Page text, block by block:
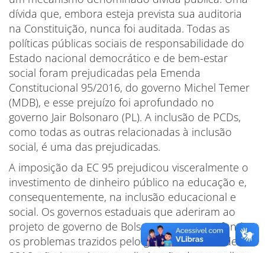
dívida que, embora esteja prevista sua auditoria
na Constituição, nunca foi auditada. Todas as
políticas públicas sociais de responsabilidade do
Estado nacional democrático e de bem-estar
social foram prejudicadas pela Emenda
Constitucional 95/2016, do governo Michel Temer
(MDB), e esse prejuízo foi aprofundado no
governo Jair Bolsonaro (PL). A inclusão de PCDs,
como todas as outras relacionadas à inclusão
social, é uma das prejudicadas.
A imposição da EC 95 prejudicou visceralmente o
investimento de dinheiro público na educação e,
consequentemente, na inclusão educacional e
social. Os governos estaduais que aderiram ao
projeto de governo de Bolsonaro, que aprofundou
os problemas trazidos pelo golpe de Estado de